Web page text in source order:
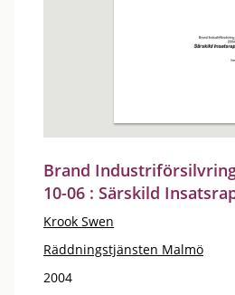
Brand
10-06 : Särskild
Krook Swen
Räddningstjänsten Malmö
2004